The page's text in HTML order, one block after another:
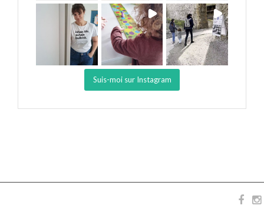
Suis-moi sur Instagram